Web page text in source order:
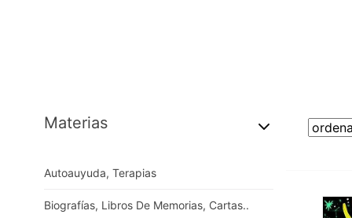
Materias
Autoauyuda, Terapias
Biografías, Libros De Memorias, Cartas..